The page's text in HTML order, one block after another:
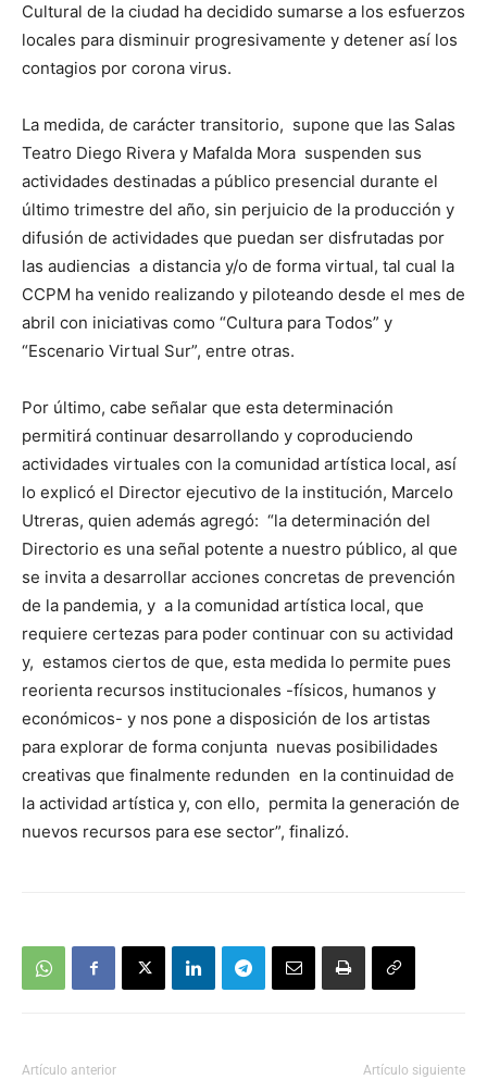
Cultural de la ciudad ha decidido sumarse a los esfuerzos
locales para disminuir progresivamente y detener así los
contagios por corona virus.
La medida, de carácter transitorio, supone que las Salas
Teatro Diego Rivera y Mafalda Mora suspenden sus
actividades destinadas a público presencial durante el
último trimestre del año, sin perjuicio de la producción y
difusión de actividades que puedan ser disfrutadas por
las audiencias a distancia y/o de forma virtual, tal cual la
CCPM ha venido realizando y piloteando desde el mes de
abril con iniciativas como “Cultura para Todos” y
“Escenario Virtual Sur”, entre otras.
Por último, cabe señalar que esta determinación
permitirá continuar desarrollando y coproduciendo
actividades virtuales con la comunidad artística local, así
lo explicó el Director ejecutivo de la institución, Marcelo
Utreras, quien además agregó: “la determinación del
Directorio es una señal potente a nuestro público, al que
se invita a desarrollar acciones concretas de prevención
de la pandemia, y a la comunidad artística local, que
requiere certezas para poder continuar con su actividad
y, estamos ciertos de que, esta medida lo permite pues
reorienta recursos institucionales -físicos, humanos y
económicos- y nos pone a disposición de los artistas
para explorar de forma conjunta nuevas posibilidades
creativas que finalmente redunden en la continuidad de
la actividad artística y, con ello, permita la generación de
nuevos recursos para ese sector”, finalizó.
Artículo anterior Artículo siguiente